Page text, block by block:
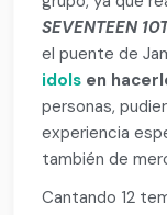
SEVENTEEN
el puente de
idols en
personas,
experiencia
también de
Cantando 12